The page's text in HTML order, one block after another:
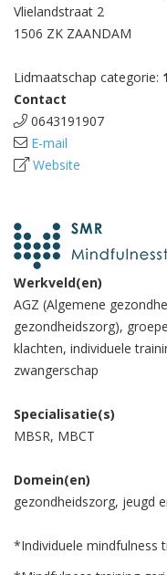
Vlielandstraat 2
1506 ZK ZAANDAM
Lidmaatschap categorie:
Contact
0643191907
E-mail
Website
Werkveld(en)
AGZ (Algemene
gezondheidszorg),
klachten, individuele
zwangerschap
Specialisatie(s)
MBSR, MBCT
Domein(en)
gezondheidszorg, jeugd
*Individuele mindfulness